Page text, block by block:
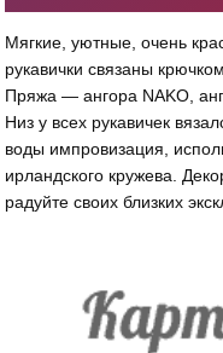
Мягкие, уютные, очень
рукавички связаны
Пряжа — ангора NAKO,
Низ у всех рукавичек
воды импровизация,
ирландского кружева.
радуйте своих близких